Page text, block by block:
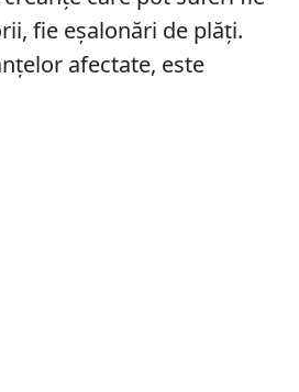
fie eșalonări de plăți.
afectate, este